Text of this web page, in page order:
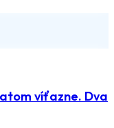
víťazne. Dva